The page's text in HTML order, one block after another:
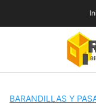
BARANDILLAS Y